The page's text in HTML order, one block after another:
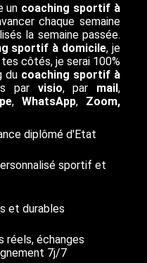
un coaching sportif à
chaque semaine
la semaine passée.
sportif à domicile, je
côtés, je serai 100%
du coaching sportif à
par visio, par mail,
, WhatsApp, Zoom,
diplômé d'Etat
sportif et
et durables
réels, échanges
7j/7